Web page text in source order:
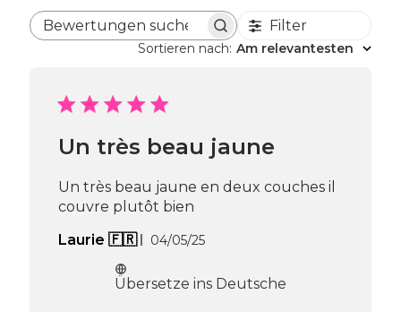
Bewertungen suchen
Filter
Sortieren nach: Am relevantesten
Un très beau jaune
Un très beau jaune en deux couches il
couvre plutôt bien
Laurie 🇫🇷
Veröffentlichungsdatum
04/05/25
Übersetze ins Deutsche